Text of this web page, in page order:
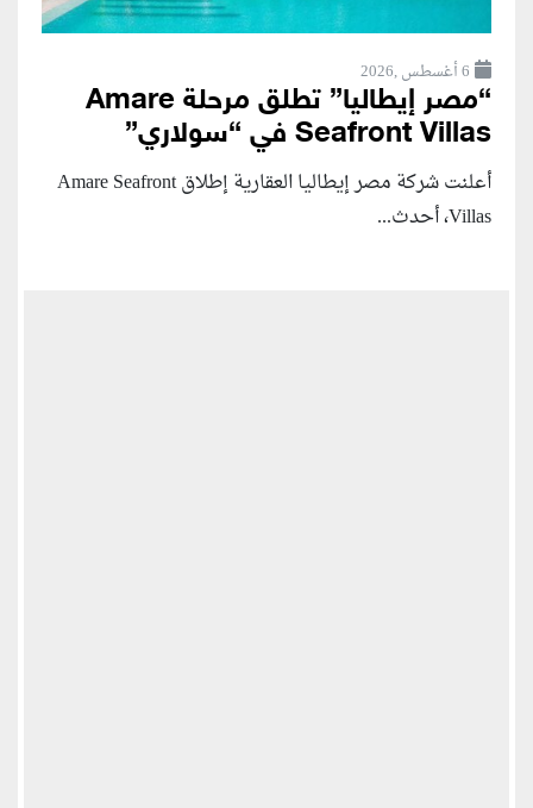
6 أغسطس ,2026
“مصر إيطاليا” تطلق مرحلة Amare
Seafront Villas في “سولاري”
أعلنت شركة مصر إيطاليا العقارية إطلاق Amare Seafront
Villas، أحدث...